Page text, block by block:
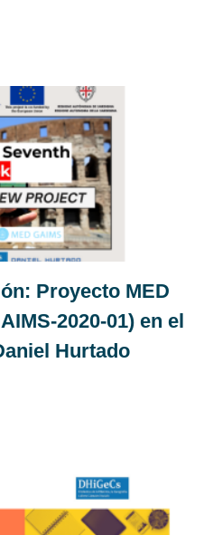
Proyecto MED
2020-01) en el
Hurtado